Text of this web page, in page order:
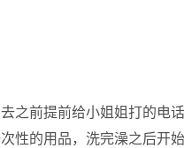
之前提前给小姐姐打的电
性的用品，洗完澡之后开始